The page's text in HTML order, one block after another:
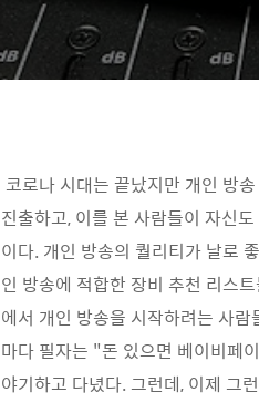
코로나 시대는 끝났지만 개인 방
진출하고, 이를 본 사람들이 자신
이다. 개인 방송의 퀄리티가 날로
인 방송에 적합한 장비 추천 리스
에서 개인 방송을 시작하려는 사
마다 필자는 "돈 있으면 베이비페
야기하고 다녔다. 그런데, 이제 그